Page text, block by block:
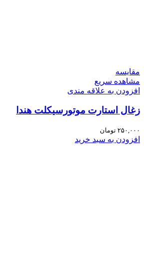
مقایسه
مشاهده سریع
افزودن به علاقه مندی
زغال استارت موتورسیکلت هندا
۲۵۰,۰۰۰ تومان
افزودن به سبد خرید